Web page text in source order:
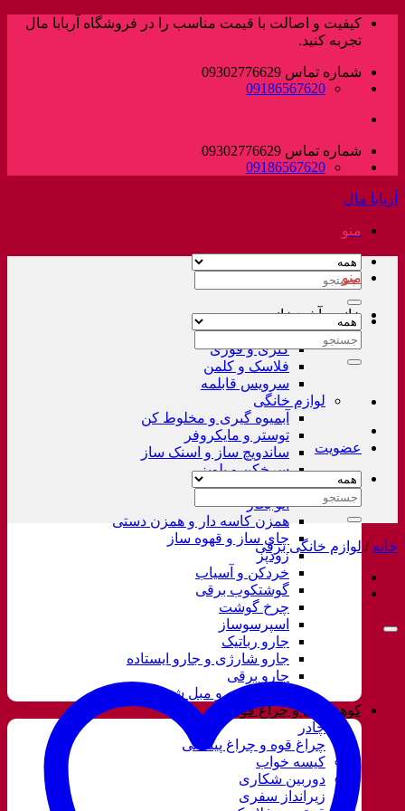
پرش
کیفیت و اصالت با قیمت مناسب را در فروشگاه آربابا مال
تجربه کنید.
شماره تماس 09302776629
09186567620
شماره تماس 09302776629
09186567620
آربابا مال
منو
جستجو
خانه و آشپزخانه
لوازم خانگی غیر برقی
کتری و قوری
فلاسک و کلمن
سرویس قابلمه
لوازم خانگی
آبمیوه گیری و مخلوط کن
توستر و مایکروفر
ساندویچ ساز و اسنک ساز
سرخکن و پلوپز
غذاساز
اتو بخار
همزن کاسه دار و همزن دستی
چای ساز و قهوه ساز
زودپز
خردکن و آسیاب
گوشتکوب برقی
چرخ گوشت
اسپرسوساز
جارو رباتیک
جارو شارژی و جارو ایستاده
جارو برقی
فرش شور و مبل شور
کوهنوردی و چراغ قوه
چادر
چراغ قوه و چراغ پیشانی
کیسه خواب
دوربین شکاری
زیرانداز سفری
منو
جستجو
عضویت
جستجو
خانه / لوازم خانگی برقی